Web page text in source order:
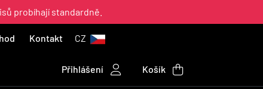
probíhají standardně.
Kontakt CZ
Přihlášení Košík